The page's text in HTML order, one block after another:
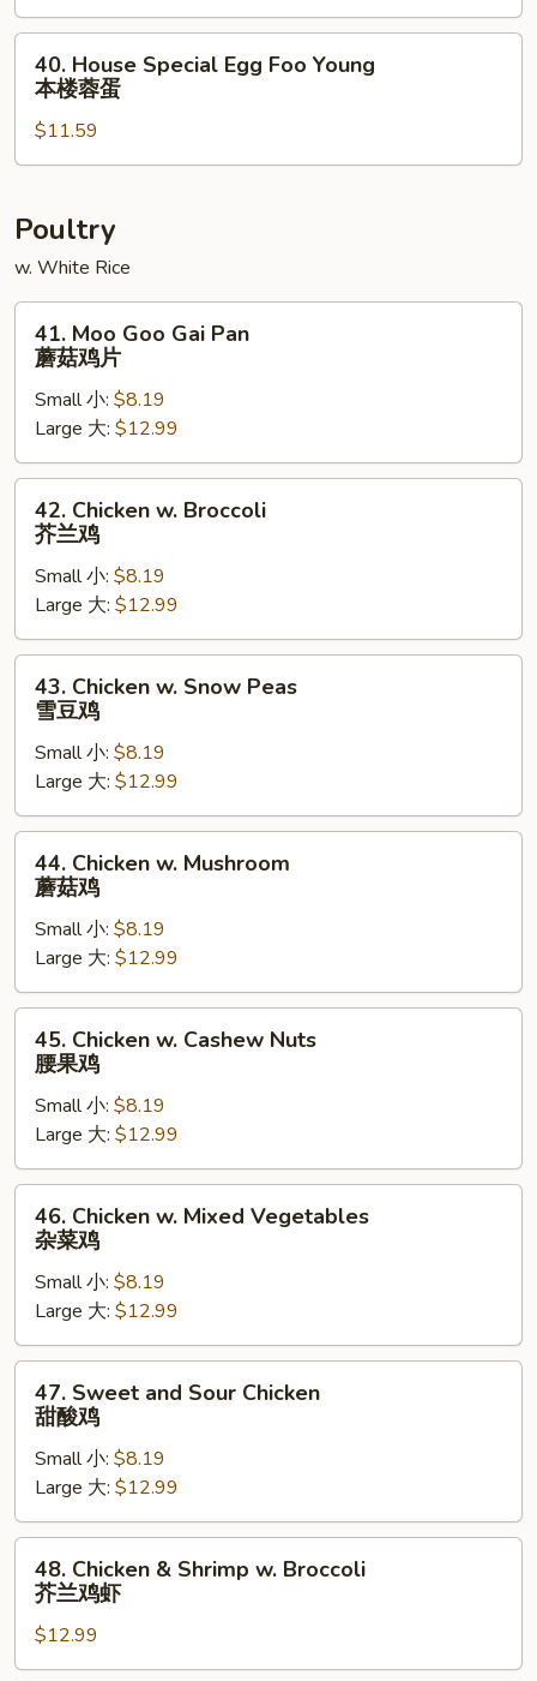
Young
牛
House
Special
Egg
Foo
本
蓉
蛋
40. House Special Egg Foo Young
本楼蓉蛋
$11.59
Poultry
w. White Rice
Moo
Goo
Gai
Pan
蘑
菇
41. Moo Goo Gai Pan
蘑菇鸡片
Small 小: $8.19
Large 大: $12.99
Chicken
Broccoli
兰
鸡
42. Chicken w. Broccoli
芥兰鸡
Small 小: $8.19
Large 大: $12.99
Chicken
Snow
Peas
雪
豆
43. Chicken w. Snow Peas
雪豆鸡
Small 小: $8.19
Large 大: $12.99
Chicken
Mushroom
菇
鸡
44. Chicken w. Mushroom
蘑菇鸡
Small 小: $8.19
Large 大: $12.99
Chicken
Cashew
Nuts
腰
果
45. Chicken w. Cashew Nuts
腰果鸡
Small 小: $8.19
Large 大: $12.99
Chicken
Mixed
Vegetables
杂
菜
46. Chicken w. Mixed Vegetables
杂菜鸡
Small 小: $8.19
Large 大: $12.99
Sweet
and
Sour
Chicken
甜
酸
47. Sweet and Sour Chicken
甜酸鸡
Small 小: $8.19
Large 大: $12.99
Chicken
Shrimp
w.
48. Chicken & Shrimp w. Broccoli
芥兰鸡虾
$12.99